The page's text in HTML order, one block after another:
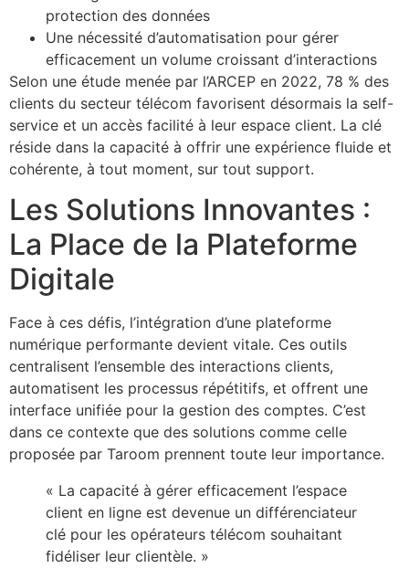
protection des données
Une nécessité d’automatisation pour gérer
efficacement un volume croissant d’interactions
Selon une étude menée par l’ARCEP en 2022, 78 % des
clients du secteur télécom favorisent désormais la self-
service et un accès facilité à leur espace client. La clé
réside dans la capacité à offrir une expérience fluide et
cohérente, à tout moment, sur tout support.
Les Solutions Innovantes :
La Place de la Plateforme
Digitale
Face à ces défis, l’intégration d’une plateforme
numérique performante devient vitale. Ces outils
centralisent l’ensemble des interactions clients,
automatisent les processus répétitifs, et offrent une
interface unifiée pour la gestion des comptes. C’est
dans ce contexte que des solutions comme celle
proposée par Taroom prennent toute leur importance.
« La capacité à gérer efficacement l’espace
client en ligne est devenue un différenciateur
clé pour les opérateurs télécom souhaitant
fidéliser leur clientèle. »